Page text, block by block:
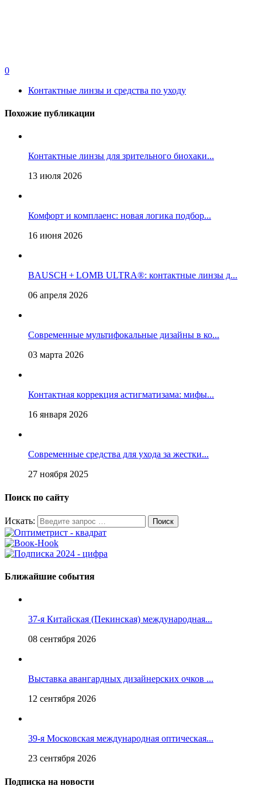
0
Контактные линзы и средства по уходу
Похожие публикации
Контактные линзы для зрительного биохаки...
13 июля 2026
Комфорт и комплаенс: новая логика подбор...
16 июня 2026
BAUSCH + LOMB ULTRA®: контактные линзы д...
06 апреля 2026
Современные мультифокальные дизайны в ко...
03 марта 2026
Контактная коррекция астигматизaма: мифы...
16 января 2026
Современные средства для ухода за жестки...
27 ноября 2025
Поиск по сайту
Искать:
Ближайшие события
37-я Китайская (Пекинская) международная...
08 сентября 2026
Выставка авангардных дизайнерских очков ...
12 сентября 2026
39-я Московская международная оптическая...
23 сентября 2026
Подписка на новости